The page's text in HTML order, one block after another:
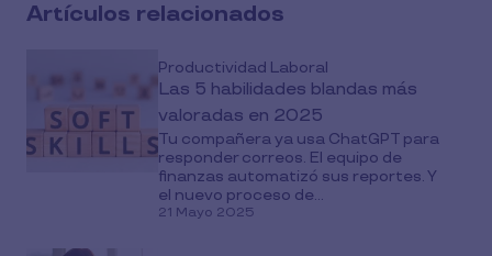
Artículos relacionados
Productividad Laboral
Las 5 habilidades blandas más
valoradas en 2025
Tu compañera ya usa ChatGPT para
responder correos. El equipo de
finanzas automatizó sus reportes. Y
el nuevo proceso de...
21 Mayo 2025